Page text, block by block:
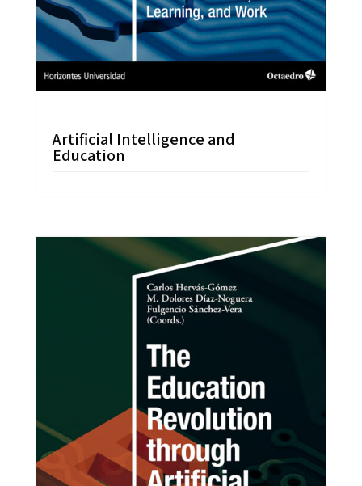
Artificial Intelligence and
Education